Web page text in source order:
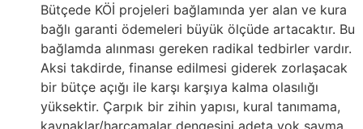
Bütçede KÖİ projeleri bağlamında yer alan ve kura
bağlı garanti ödemeleri büyük ölçüde artacaktır. Bu
bağlamda alınması gereken radikal tedbirler vardır.
Aksi takdirde, finanse edilmesi giderek zorlaşacak
bir bütçe açığı ile karşı karşıya kalma olasılığı
yüksektir. Çarpık bir zihin yapısı, kural tanımama,
kaynaklar/harcamalar dengesini adeta yok sayma,